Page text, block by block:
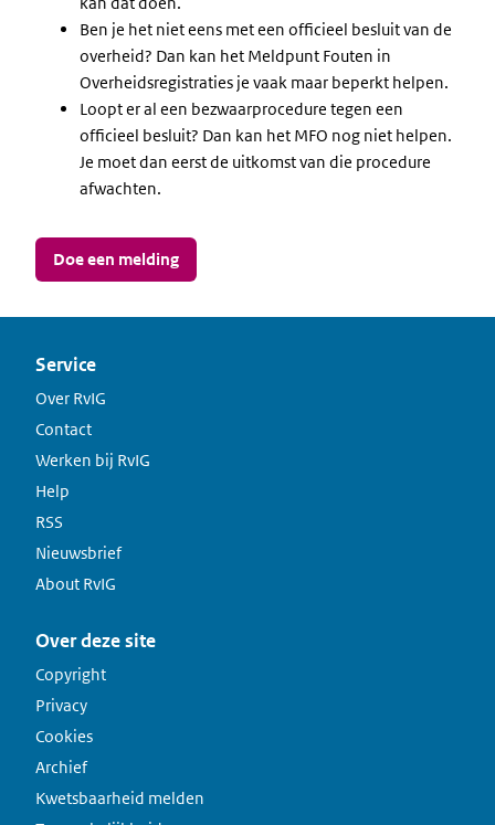
Ben je het niet eens met een officieel besluit van de
overheid? Dan kan het Meldpunt Fouten in
Overheidsregistraties je vaak maar beperkt helpen.
Loopt er al een bezwaarprocedure tegen een
officieel besluit? Dan kan het MFO nog niet helpen.
Je moet dan eerst de uitkomst van die procedure
afwachten.
Doe een melding
Service
Over RvIG
Contact
Werken bij RvIG
Help
RSS
Nieuwsbrief
About RvIG
Over deze site
Copyright
Privacy
Cookies
Archief
Kwetsbaarheid melden